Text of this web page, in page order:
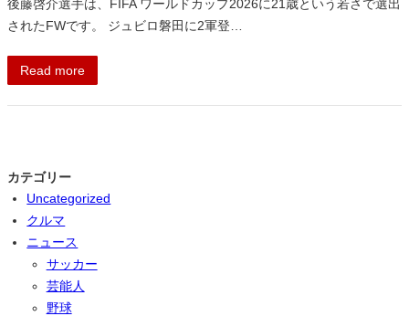
後藤啓介選手は、FIFA ワールドカップ2026に21歳という若さで選出
されたFWです。 ジュビロ磐田に2軍登…
Read more
カテゴリー
Uncategorized
クルマ
ニュース
サッカー
芸能人
野球